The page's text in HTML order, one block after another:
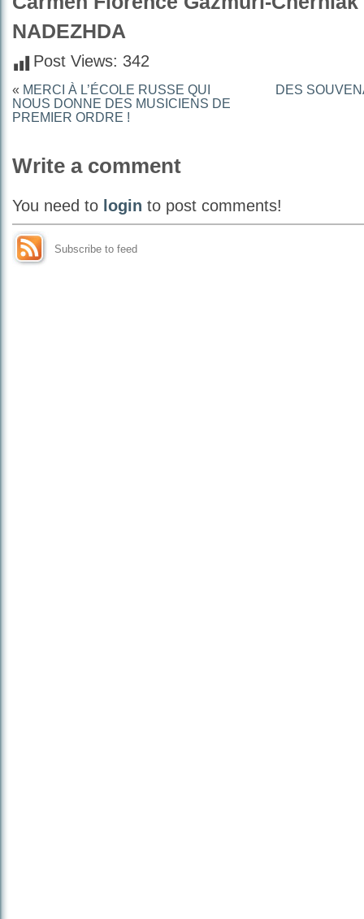
NADEZHDA
Post Views: 342
« MERCI À L’ÉCOLE RUSSE QUI
NOUS DONNE DES MUSICIENS DE
PREMIER ORDRE !
DES
Write a comment
You need to login to post comments!
Subscribe to feed